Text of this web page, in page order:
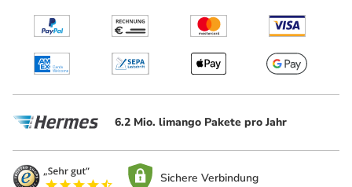
6.2 Mio. limango Pakete pro Jahr
Sichere Verbindung